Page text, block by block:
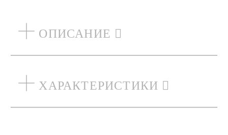
ОПИСАНИЕ
ХАРАКТЕРИСТИКИ